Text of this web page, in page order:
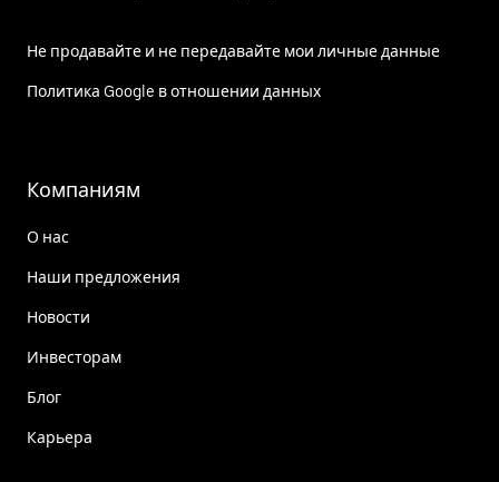
Не продавайте и не передавайте мои личные данные
Политика Google в отношении данных
Компаниям
О нас
Наши предложения
Новости
Инвесторам
Блог
Карьера